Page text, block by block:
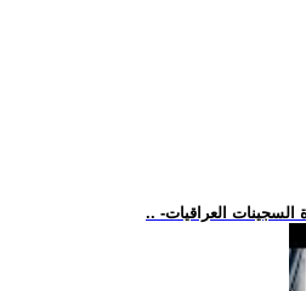
السجينات العراقيات